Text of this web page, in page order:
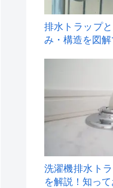
排水トラップ
み・構造を図解
洗濯機排水ト
を解説！知っ